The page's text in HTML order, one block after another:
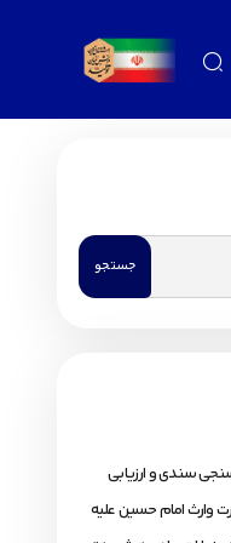
سندی و ارزیابی
وارث امام حسین علیه